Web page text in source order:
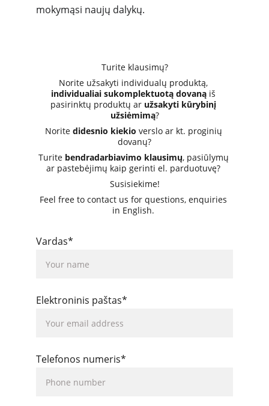
mokymąsi naujų dalykų.
Turite klausimų?
Norite užsakyti individualų produktą,
individualiai sukomplektuotą dovaną iš
pasirinktų produktų ar užsakyti kūrybinį
užsiėmimą?
Norite didesnio kiekio verslo ar kt. proginių
dovanų?
Turite bendradarbiavimo klausimų, pasiūlymų
ar pastebėjimų kaip gerinti el. parduotuvę?
Susisiekime!
Feel free to contact us for questions, enquiries
in English.
Vardas*
Elektroninis paštas*
Telefonos numeris*